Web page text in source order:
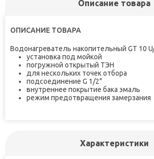
Описание товара
ОПИСАНИЕ ТОВАРА
Водонагреватель накопительный GT 10
установка под мойкой
погружной открытый ТЭН
для нескольких точек отбора
подсоединение G 1/2"
внутреннее покрытие бака эмаль
режим предотвращения замерзания
Характеристики